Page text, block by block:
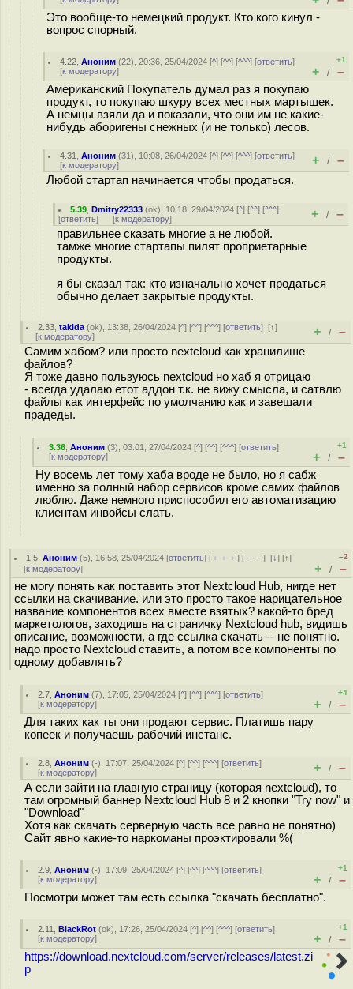
Это вообще-то немецкий продукт. Кто кого кинул -
вопрос спорный.
4.22 ,Аноним (22), 20:36, 25/04/2024 [^] [^^] [^^^] [ответить]
[к модератору]
+1
+ / –
Американский Покупатель думал раз я покупаю
продукт, то покупаю шкуру всех местных мартышек.
А немцы взяли да и показали, что они им не какие-
нибудь аборигены снежных (и не только) лесов.
4.31 ,Аноним (31), 10:08, 26/04/2024 [^] [^^] [^^^] [ответить]
[к модератору] + / –
Любой стартап начинается чтобы продаться.
5.39 ,Dmitry22333 (ok), 10:18, 29/04/2024 [^] [^^] [^^^]
[ответить] [к модератору] + / –
правильнее сказать многие а не любой.
тамже многие стартапы пилят проприетарные
продукты.
я бы сказал так: кто изначально хочет продаться
обычно делает закрытые продукты.
2.33 ,takida (ok), 13:38, 26/04/2024 [^] [^^] [^^^] [ответить][↑]
[к модератору] + / –
Самим хабом? или просто nextcloud как хранилише
файлов?
Я тоже давно пользуюсь nextcloud но хаб я отрицаю
- всегда удалаю етот аддон т.к. не вижу смысла, и сатвлю
файлы как интерфейс по умолчанию как и завешали
прадеды.
3.36 ,Аноним (3), 03:01, 27/04/2024 [^] [^^] [^^^] [ответить]
[к модератору]
+1
+ / –
Ну восемь лет тому хаба вроде не было, но я сабж
именно за полный набор сервисов кроме самих файлов
люблю. Даже немного приспособил его автоматизацию
клиентам инвойсы слать.
1.5 ,Аноним (5), 16:58, 25/04/2024 [ответить] [ ﹢﹢﹢] [ · · ·][↓] [↑]
[к модератору]
–2
+ / –
не могу понять как поставить этот Nextcloud Hub, нигде нет
ссылки на скачивание. или это просто такое нарицательное
название компонентов всех вместе взятых? какой-то бред
маркетологов, заходишь на страничку Nextcloud hub, видишь
описание, возможности, а где ссылка скачать -- не понятно.
надо просто Nextcloud ставить, а потом все компоненты по
одному добавлять?
2.7 ,Аноним (7), 17:05, 25/04/2024 [^] [^^] [^^^] [ответить]
[к модератору]
+4
+ / –
Для таких как ты они продают сервис. Платишь пару
копеек и получаешь рабочий инстанс.
2.8 ,Аноним (-), 17:07, 25/04/2024 [^] [^^] [^^^] [ответить]
[к модератору] + / –
А если зайти на главную страницу (которая nextcloud), то
там огромный баннер Nextcloud Hub 8 и 2 кнопки "Try now" и
"Download"
Хотя как скачать серверную часть все равно не понятно)
Сайт явно какие-то наркоманы проэктировали %(
2.9 ,Аноним (-), 17:09, 25/04/2024 [^] [^^] [^^^] [ответить]
[к модератору]
+1
+ / –
Посмотри может там есть ссылка "скачать бесплатно".
2.11 ,BlackRot (ok), 17:26, 25/04/2024 [^] [^^] [^^^] [ответить]
[к модератору]
+1
+ / –
https://download.nextcloud.com/server/releases/latest.zi
p